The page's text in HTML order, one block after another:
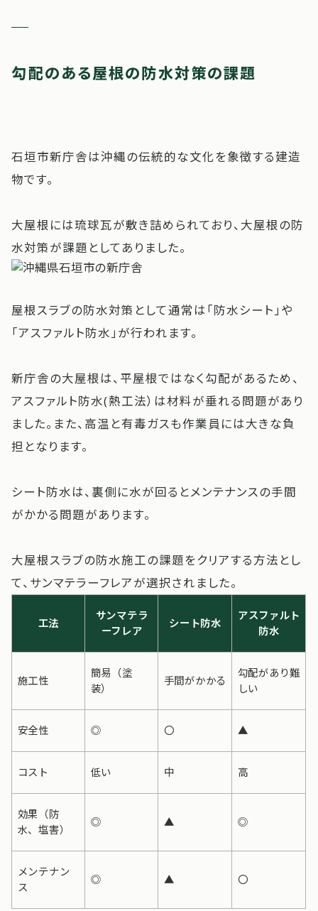
勾配のある屋根の防水対策の課題
石垣市新庁舎は沖縄の伝統的な文化を象徴する建造
物です。
大屋根には琉球瓦が敷き詰められており、大屋根の防
水対策が課題としてありました。
屋根スラブの防水対策として通常は「防水シート」や
「アスファルト防水」が行われます。
新庁舎の大屋根は、平屋根ではなく勾配があるため、
アスファルト防水(熱工法）は材料が垂れる問題があり
ました。また、高温と有毒ガスも作業員には大きな負
担となります。
シート防水は、裏側に水が回るとメンテナンスの手間
がかかる問題があります。
大屋根スラブの防水施工の課題をクリアする方法とし
て、サンマテラーフレアが選択されました。
工法
サンマテラ
ーフレア
シート防水
アスファルト
防水
施工性
簡易（塗
装）
手間がかかる
勾配があり難
しい
安全性 ◎ 〇 ▲
コスト 低い 中 高
効果（防
水、塩害）
◎ ▲ ◎
メンテナン
ス
◎ ▲ 〇